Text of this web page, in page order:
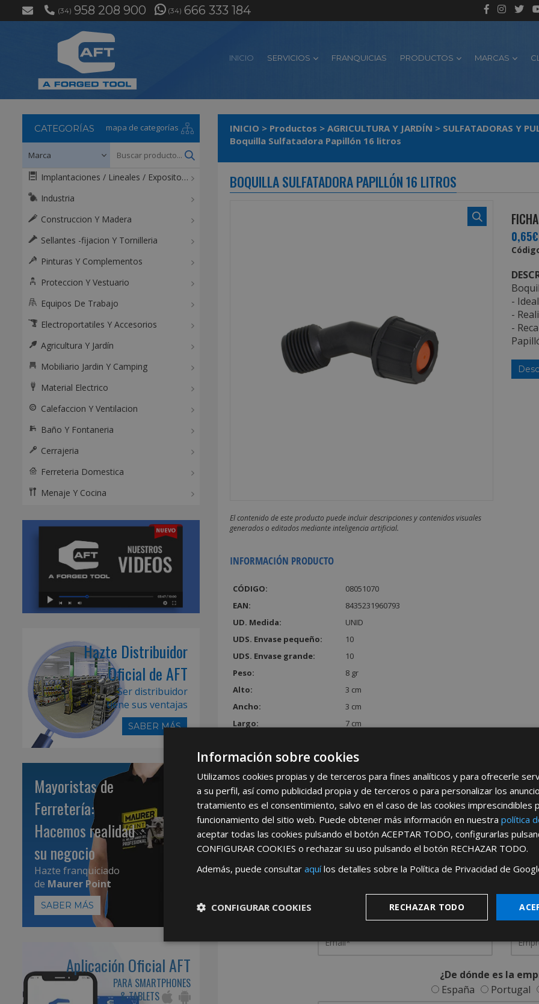
(34) 958 208 900 (34) 666 333 184
INICIO SERVICIOS FRANQUICIAS PRODUCTOS MARCAS
INICIO > Productos > AGRICULTURA Y JARDÍN > SULFATADORAS Y
Boquilla Sulfatadora Papillón 16 litros
BOQUILLA SULFATADORA PAPILLÓN 16 LITROS
El contenido de este producto puede incluir descripciones y contenidos visuales
generados o editados mediante inteligencia artificial.
INFORMACIÓN PRODUCTO
CÓDIGO:
08051070
EAN:
8435231960793
UD. Medida:
UNID
UDS. Envase pequeño:
10
UDS. Envase grande:
10
Peso:
8 gr
Alto:
3 cm
Ancho:
3 cm
Largo:
7 cm
0,65€
-
-
-
REGÍSTRATE PARA HACERTE
Desdeaquípodrá ver todas las
Rellene este formulario y nos pondremos en contacto
¿De dónde es la
España
Portugal
CATEGORÍAS mapa de categorías
Implantaciones / Lineales / Expositores / Mostradores
Industria
Construccion Y Madera
Sellantes -fijacion Y Tornilleria
Pinturas Y Complementos
Proteccion Y Vestuario
Equipos De Trabajo
Electroportatiles Y Accesorios
Agricultura Y Jardín
Mobiliario Jardin Y Camping
Material Electrico
Calefaccion Y Ventilacion
Baño Y Fontaneria
Cerrajeria
Ferreteria Domestica
Menaje Y Cocina
Hazte Distribuidor
Oficial de AFT
Ser distribuidor
tiene sus ventajas
SABER MÁS
Mayoristas de
Ferretería:
Hacemos realidad
su negocio
Hazte franquiciado
de Maurer Point
SABER MÁS
Aplicación Oficial AFT
PARA SMARTPHONES
& TABLETS
Información sobre cookies
Utilizamos cookies propias y de terceros para fines analíticos y para ofrecerle
a su perfil, así como publicidad propia y de terceros o para personalizar los
tratamiento es el consentimiento, salvo en el caso de las cookies imprescindibles
funcionamiento del sitio web. Puede obtener más información en nuestra política
aceptar todas las cookies pulsando el botón ACEPTAR TODO, configurarlas
CONFIGURAR COOKIES o rechazar su uso pulsando el botón RECHAZAR TODO.
Además, puede consultar aquílos detalles sobre la Política de Privacidad de
RECHAZAR TODO
CONFIGURAR COOKIES